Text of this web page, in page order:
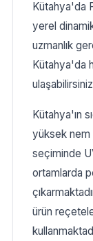
Kütahya'da
yerel
uzmanlık
Kütahya'da
Kütahya'ın
yüksek nem
seçiminde
ortamlarda
ürün